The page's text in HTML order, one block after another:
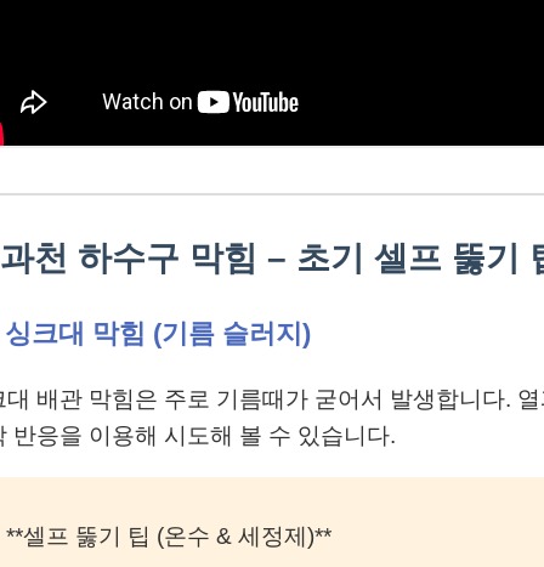
천 하수구 막힘 – 초기 셀프 뚫기
크대 막힘 (기름 슬러지)
대 배관 막힘은 주로 기름때가 굳어서 발생합니다.
반응을 이용해 시도해 볼 수 있습니다.
**셀프 뚫기 팁 (온수 & 세정제)**